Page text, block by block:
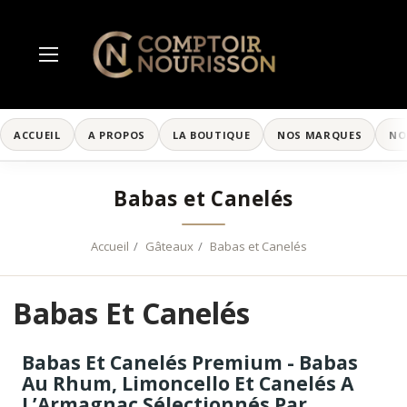
ACCUEIL A PROPOS LA BOUTIQUE NOS MARQUES
Babas et Canelés
Accueil Gâteaux Babas et Canelés
Babas Et Canelés
Babas Et Canelés Premium - Babas
Au Rhum, Limoncello Et Canelés A